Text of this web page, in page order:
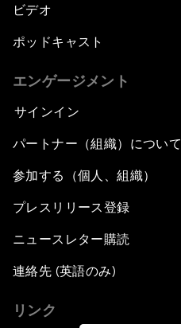
ビデオ
ポッドキャスト
エンゲージメント
サインイン
パートナー（組織）について
参加する（個人、組織）
プレスリリース登録
ニュースレター購読
連絡先 (英語のみ)
リンク